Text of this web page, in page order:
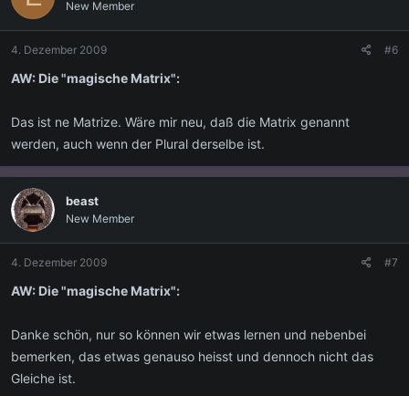
New Member
4. Dezember 2009 #6
AW: Die "magische Matrix":
Das ist ne Matrize. Wäre mir neu, daß die Matrix genannt
werden, auch wenn der Plural derselbe ist.
beast
New Member
4. Dezember 2009 #7
AW: Die "magische Matrix":
Danke schön, nur so können wir etwas lernen und nebenbei
bemerken, das etwas genauso heisst und dennoch nicht das
Gleiche ist.